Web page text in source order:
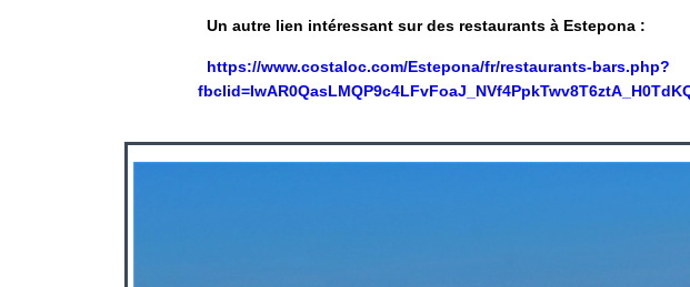
Un autre lien intéressant sur des restaurants à Estepona :
https://www.costaloc.com/Estepona/fr/restaurants-bars.php?